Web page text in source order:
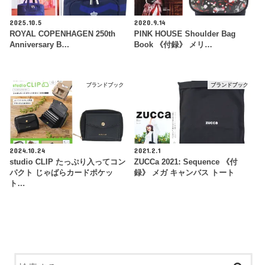
2025.10.5
ROYAL COPENHAGEN 250th
Anniversary B…
2020.9.14
PINK HOUSE Shoulder Bag
Book 《付録》 メリ…
ブランドブック
2024.10.24
studio CLIP たっぷり入ってコン
パクト じゃばらカードポケッ
ト…
ブランドブック
2021.2.1
ZUCCa 2021: Sequence 《付
録》 メガ キャンバス トート